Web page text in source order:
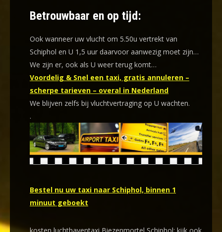
Betrouwbaar en op tijd:
Ook wanneer uw vlucht om 5.50u vertrekt van
Schiphol en U 1,5 uur daarvoor aanwezig moet zijn…
We zijn er, ook als U weer terug komt…
Voordelig & Snel een taxi, gratis annuleren –
scherpe tarieven – overal in Nederland
We blijven zelfs bij vluchtvertraging op U wachten.
.
Bestel nu uw taxi naar Schiphol, binnen 1
minuut geboekt